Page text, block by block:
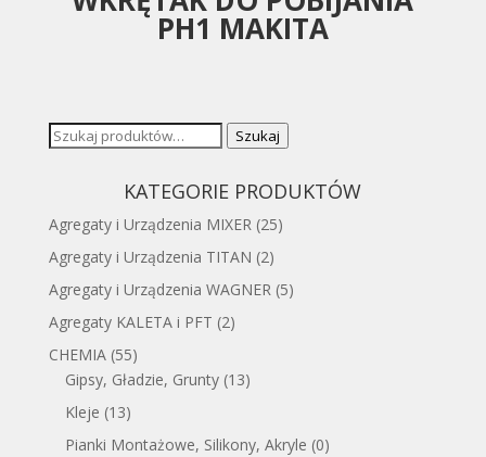
PH1 MAKITA
Szukaj: Szukaj
KATEGORIE PRODUKTÓW
Agregaty i Urządzenia MIXER (25)
Agregaty i Urządzenia TITAN (2)
Agregaty i Urządzenia WAGNER (5)
Agregaty KALETA i PFT (2)
CHEMIA (55)
Gipsy, Gładzie, Grunty (13)
Kleje (13)
Pianki Montażowe, Silikony, Akryle (0)